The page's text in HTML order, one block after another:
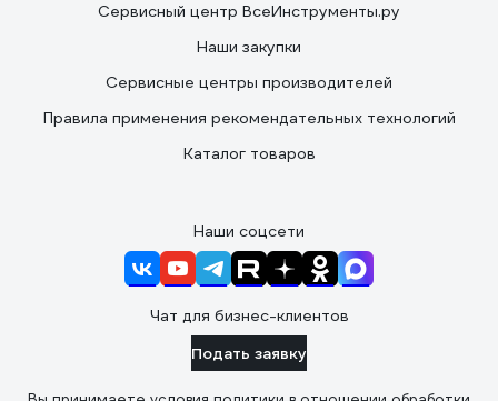
Сервисный центр ВсеИнструменты.ру
Наши закупки
Сервисные центры производителей
Правила применения рекомендательных технологий
Каталог товаров
Наши соцсети
Чат для бизнес-клиентов
Подать заявку